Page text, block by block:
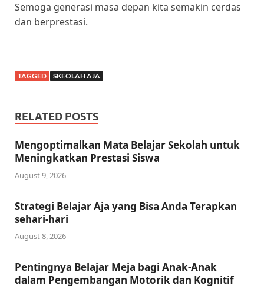
Semoga generasi masa depan kita semakin cerdas
dan berprestasi.
TAGGED SKEOLAH AJA
RELATED POSTS
Mengoptimalkan Mata Belajar Sekolah untuk
Meningkatkan Prestasi Siswa
August 9, 2026
Strategi Belajar Aja yang Bisa Anda Terapkan
sehari-hari
August 8, 2026
Pentingnya Belajar Meja bagi Anak-Anak
dalam Pengembangan Motorik dan Kognitif